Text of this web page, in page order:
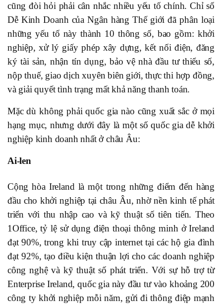
cũng đòi hỏi phải cân nhắc nhiều yếu tố chính. Chỉ số
Dễ Kinh Doanh của Ngân hàng Thế giới đã phân loại
những yếu tố này thành 10 thông số, bao gồm: khởi
nghiệp, xử lý giấy phép xây dựng, kết nối điện, đăng
ký tài sản, nhận tín dụng, bảo vệ nhà đầu tư thiểu số,
nộp thuế, giao dịch xuyên biên giới, thực thi hợp đồng,
và giải quyết tình trạng mất khả năng thanh toán.
Mặc dù không phải quốc gia nào cũng xuất sắc ở mọi
hạng mục, nhưng dưới đây là một số quốc gia dễ khởi
nghiệp kinh doanh nhất ở châu Âu:
Ai-len
Cộng hòa Ireland là một trong những điểm đến hàng
đầu cho khởi nghiệp tại châu Âu, nhờ nền kinh tế phát
triển với thu nhập cao và kỹ thuật số tiên tiến. Theo
1Office, tỷ lệ sử dụng điện thoại thông minh ở Ireland
đạt 90%, trong khi truy cập internet tại các hộ gia đình
đạt 92%, tạo điều kiện thuận lợi cho các doanh nghiệp
công nghệ và kỹ thuật số phát triển. Với sự hỗ trợ từ
Enterprise Ireland, quốc gia này đầu tư vào khoảng 200
công ty khởi nghiệp mỗi năm, gửi đi thông điệp mạnh